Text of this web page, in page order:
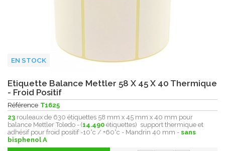
EN STOCK
Etiquette Balance Mettler 58 X 45 X 40 Thermique
- Froid Positif
Référence T1625
23 rouleaux de 630 étiquettes 58 mm x 45 mm x 40 mm pour
balance Mettler Toledo - (14.490 étiquettes) support thermique et
adhésif pour froid positif -10°c / +60°c - Mandrin 40 mm - sans
bisphenol A